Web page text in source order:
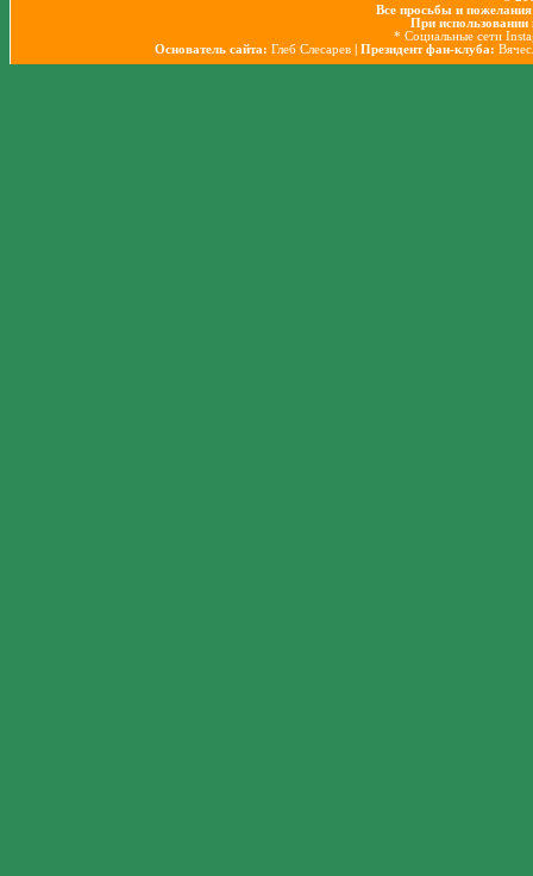
Все просьбы и
При использовании
* Социальные сети
Основатель сайта: Глеб Слесарев | Президент фан-клуба: